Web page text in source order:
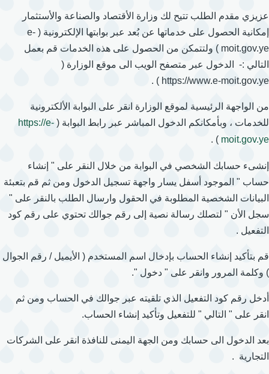
عزيزي مقدم الطلب تتيح لك وزارة الأقتصاد والصناعة والأستثمار
إمكانية الحصول على خدماتها عن بُعد عبر بوابتها الإلكترونية ( e-
moit.gov.ye ) ولتتمكن من الحصول على هذه الخدمات قم بعمل
التالي :- الدخول عبر متصفح الويب الى موقع الوزارة (
https://www.e-moit.gov.ye ) .
من الواجهة الرئيسية لموقع الوزارة انقر على البوابة الألكترونية
للخدمات ، وبأمكانكم الدخول المباشر عبر رابط البوابة ( https://e-
moit.gov.ye
) .
إنشىء حسابك الشخصي في البوابة من خلال النقر على " إنشاء
حساب " الموجود أسفل يسار واجهة تسجيل الدخول ومن ثم قم بتعبئة
البيانات الشخصية المطلوبة في الحقول وارسال الطلب بالنقر على "
سجل الأن " لتصلك رسالة نصية إلى رقم جوالك تحتوي على رقم كود
التفعيل .
قم بتأكيد إنشاء الحساب بإدخال اسم المستخدم ( الأيميل / رقم الجوال
) وكلمة المرور وانقر على " دخول ".
أدخل رقم كود التفعيل الذي تلقيته عبر جوالك في الحساب ومن ثم
انقر على " التالي " للتفعيل وتأكيد إنشاء الحساب.
بعد الدخول الى حسابك ومن الجهة اليمنى للنافذة انقر على الشركات
التجارية .